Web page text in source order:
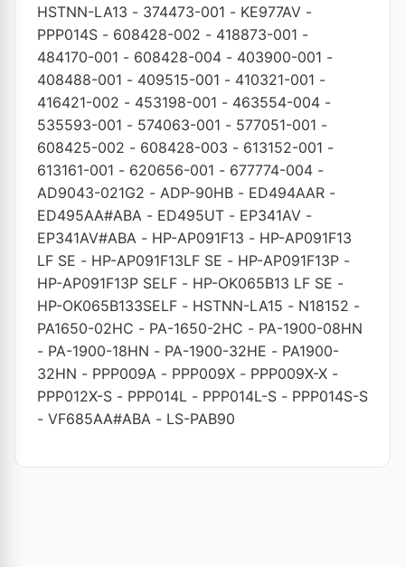
HSTNN-LA13 - 374473-001 - KE977AV -
PPP014S - 608428-002 - 418873-001 -
484170-001 - 608428-004 - 403900-001 -
408488-001 - 409515-001 - 410321-001 -
416421-002 - 453198-001 - 463554-004 -
535593-001 - 574063-001 - 577051-001 -
608425-002 - 608428-003 - 613152-001 -
613161-001 - 620656-001 - 677774-004 -
AD9043-021G2 - ADP-90HB - ED494AAR -
ED495AA#ABA - ED495UT - EP341AV -
EP341AV#ABA - HP-AP091F13 - HP-AP091F13
LF SE - HP-AP091F13LF SE - HP-AP091F13P -
HP-AP091F13P SELF - HP-OK065B13 LF SE -
HP-OK065B133SELF - HSTNN-LA15 - N18152 -
PA1650-02HC - PA-1650-2HC - PA-1900-08HN
- PA-1900-18HN - PA-1900-32HE - PA1900-
32HN - PPP009A - PPP009X - PPP009X-X -
PPP012X-S - PPP014L - PPP014L-S - PPP014S-S
- VF685AA#ABA - LS-PAB90